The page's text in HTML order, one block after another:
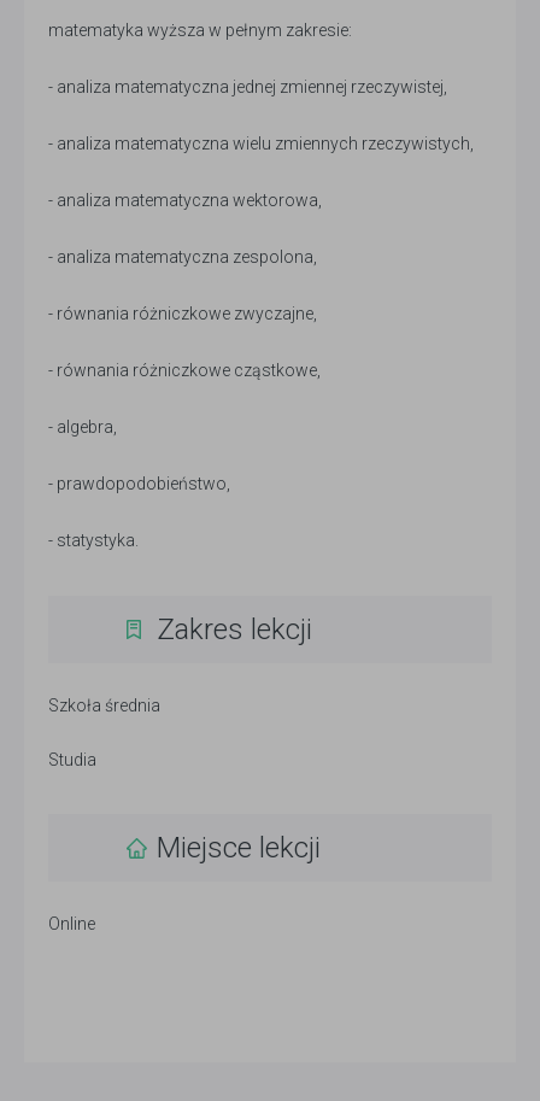
matematyka wyższa w pełnym zakresie:
- analiza matematyczna jednej zmiennej rzeczywistej,
- analiza matematyczna wielu zmiennych rzeczywistych,
- analiza matematyczna wektorowa,
- analiza matematyczna zespolona,
- równania różniczkowe zwyczajne,
- równania różniczkowe cząstkowe,
- algebra,
- prawdopodobieństwo,
- statystyka.
Zakres lekcji
Szkoła średnia
Studia
Miejsce lekcji
Online